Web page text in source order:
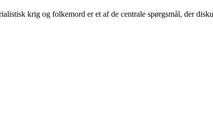
krig og folkemord er et af de centrale spørgsmål, der